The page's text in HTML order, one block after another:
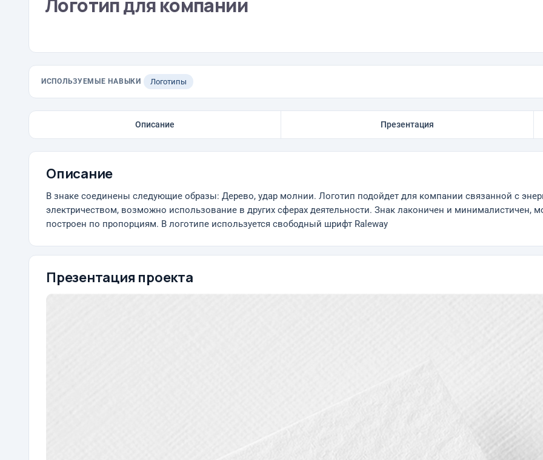
ИСПОЛЬЗУЕМЫЕ НАВЫКИ Логотипы
Описание Презентация
Описание
В знаке соединены следующие образы: Дерево, удар молнии. Логотип подойдет для компании связанной с
электричеством, возможно использование в других сферах деятельности. Знак лаконичен и минималистичен,
построен по пропорциям. В логотипе используется свободный шрифт Raleway
Презентация проекта